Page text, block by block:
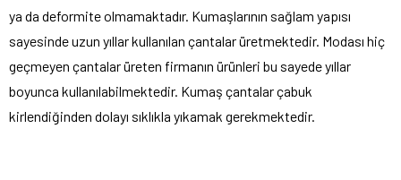
ya da deformite olmamaktadır. Kumaşlarının sağlam yapısı
sayesinde uzun yıllar kullanılan çantalar üretmektedir. Modası hiç
geçmeyen çantalar üreten firmanın ürünleri bu sayede yıllar
boyunca kullanılabilmektedir. Kumaş çantalar çabuk
kirlendiğinden dolayı sıklıkla yıkamak gerekmektedir.